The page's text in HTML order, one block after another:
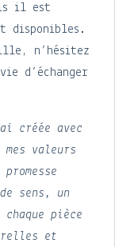
il est
disponibles.
n’hésitez
d’échanger
créée avec
valeurs
sens, un
pièce
et